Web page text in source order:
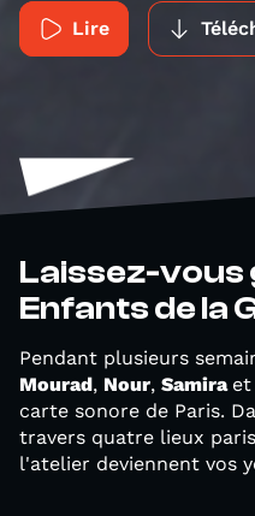
Lire
Laissez-vous
Enfants de la
Pendant plusieurs
Mourad, Nour, Samira et
carte sonore de Paris.
travers quatre lieux
l'atelier deviennent vos